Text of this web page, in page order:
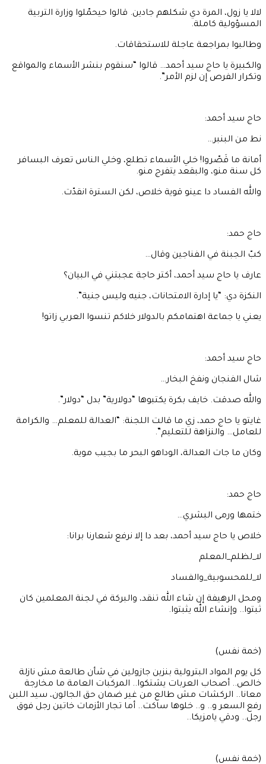
لالا يا زول، المرة دي شكلهم جادين. قالوا حيحمّلوا وزارة التربية
المسؤولية كاملة.
وطالبوا بمراجعة عاجلة للاستحقاقات.
والكبيرة يا حاج سيد أحمد… قالوا “سنقوم بنشر الأسماء والمواقع
وتكرار الفرص إن لزم الأمر”.
حاج سيد أحمد:
نط من البنبر…
أمانة ما قَصّروا! خلي الأسماء تطلع، وخلي الناس تعرف البسافر
كل سنة منو، والبقعد يتفرج منو.
والله الفساد دا عينو قوية خلاص، لكن السترة انقدّت.
حاج حمد:
كبّ الجبنة في الفناجين وقال…
عارف يا حاج سيد أحمد، أكتر حاجة عجبتني في البيان؟
النكزة دي: “يا إدارة الامتحانات، جنيه وليس جنية”.
يعني يا جماعة اهتمامكم بالدولار خلاكم تنسوا العربي زاتو!
حاج سيد أحمد:
شال الفنجان ونفخ البخار…
والله صدقت. خايف بكرة يكتبوها “دولارية” بدل “دولار”.
غايتو يا حاج حمد، زي ما قالت اللجنة: “العدالة للمعلم… والكرامة
للعامل… والنزاهة للتعليم”.
وكان ما جات العدالة، الوداهو البحر ما بجيب موية.
حاج حمد:
ختمها ورمى البشري…
خلاص يا حاج سيد أحمد، بعد دا إلا نرفع شعارنا برانا:
لا_لظلم_المعلم
لا_للمحسوبية_والفساد
ومحل الرهيفة إن شاء الله تنقد، والبركة في لجنة المعلمين كان
ثبتوا.. وإنشاء الله يثبتوا.
(خمة نفس)
كل يوم المواد البترولية بنزين جازولين في شأن طالعة مش نازلة
خالص.. أصحاب العربات يشتكوا.. المركبات العامة ما مخارجة
معانا.. الركشات مش طالع من غير ضمان حق الجالون، سيد اللبن
رفع السعر و.. و.. خلوها ساكت.. أما تجار الأزمات خاتين رجل فوق
رجل.. ودقي يامزيكا..
(خمة نفس)